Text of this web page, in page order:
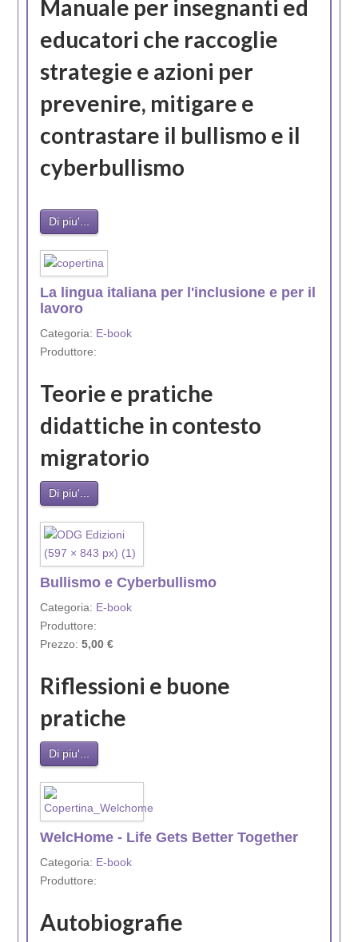
Manuale per insegnanti ed
educatori che raccoglie
strategie e azioni per
prevenire, mitigare e
contrastare il bullismo e il
cyberbullismo
Di piu'...
La lingua italiana per l'inclusione e per il
lavoro
Categoria: E-book
Produttore:
Teorie e pratiche
didattiche in contesto
migratorio
Di piu'...
Bullismo e Cyberbullismo
Categoria: E-book
Produttore:
Prezzo: 5,00 €
Riflessioni e buone
pratiche
Di piu'...
WelcHome - Life Gets Better Together
Categoria: E-book
Produttore:
Autobiografie